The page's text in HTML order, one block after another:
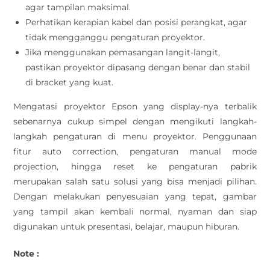
agar tampilan maksimal.
Perhatikan kerapian kabel dan posisi perangkat, agar
tidak mengganggu pengaturan proyektor.
Jika menggunakan pemasangan langit-langit,
pastikan proyektor dipasang dengan benar dan stabil
di bracket yang kuat.
Mengatasi proyektor Epson yang display-nya terbalik
sebenarnya cukup simpel dengan mengikuti langkah-
langkah pengaturan di menu proyektor. Penggunaan
fitur auto correction, pengaturan manual mode
projection, hingga reset ke pengaturan pabrik
merupakan salah satu solusi yang bisa menjadi pilihan.
Dengan melakukan penyesuaian yang tepat, gambar
yang tampil akan kembali normal, nyaman dan siap
digunakan untuk presentasi, belajar, maupun hiburan.
Note :